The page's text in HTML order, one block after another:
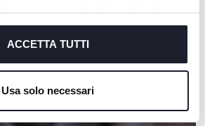
acconsenti all’uso dei soli
per fruire del servizio
ACCETTA TUTTI
Usa solo necessari